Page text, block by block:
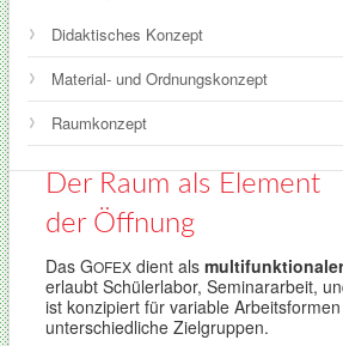
Didaktisches Konzept
Material- und Ordnungskonzept
Raumkonzept
Der Raum als Element
der Öffnung
Das GOFEX dient als
erlaubt Schülerlabor, Seminararbeit,
ist konzipiert für variable
unterschiedliche Zielgruppen.